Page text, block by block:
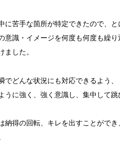
に苦手な箇所が特定できたので、と
意識・イメージを何度も何度も繰
ました。
でどんな状況にも対応できるよう
うに強く、強く意識し、集中して跳
納得の回転、キレを出すことができ